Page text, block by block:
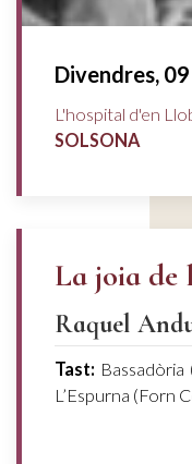
Divendres,
L'hospital d'en
SOLSONA
La joia de
Raquel
Tast:
L’Espurna (Forn